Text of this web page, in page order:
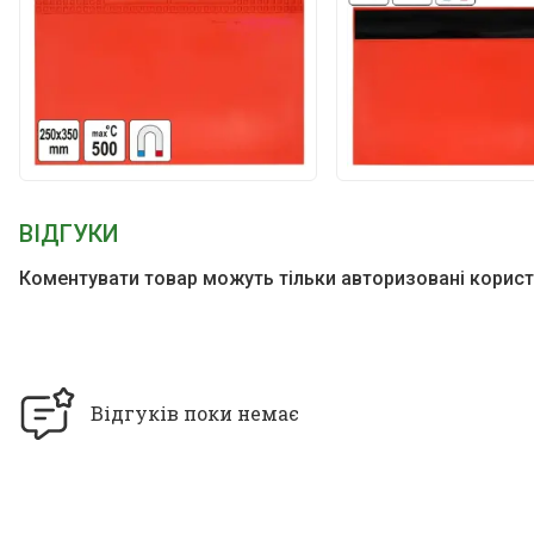
ВІДГУКИ
Коментувати товар можуть тільки авторизовані
Відгуків поки немає